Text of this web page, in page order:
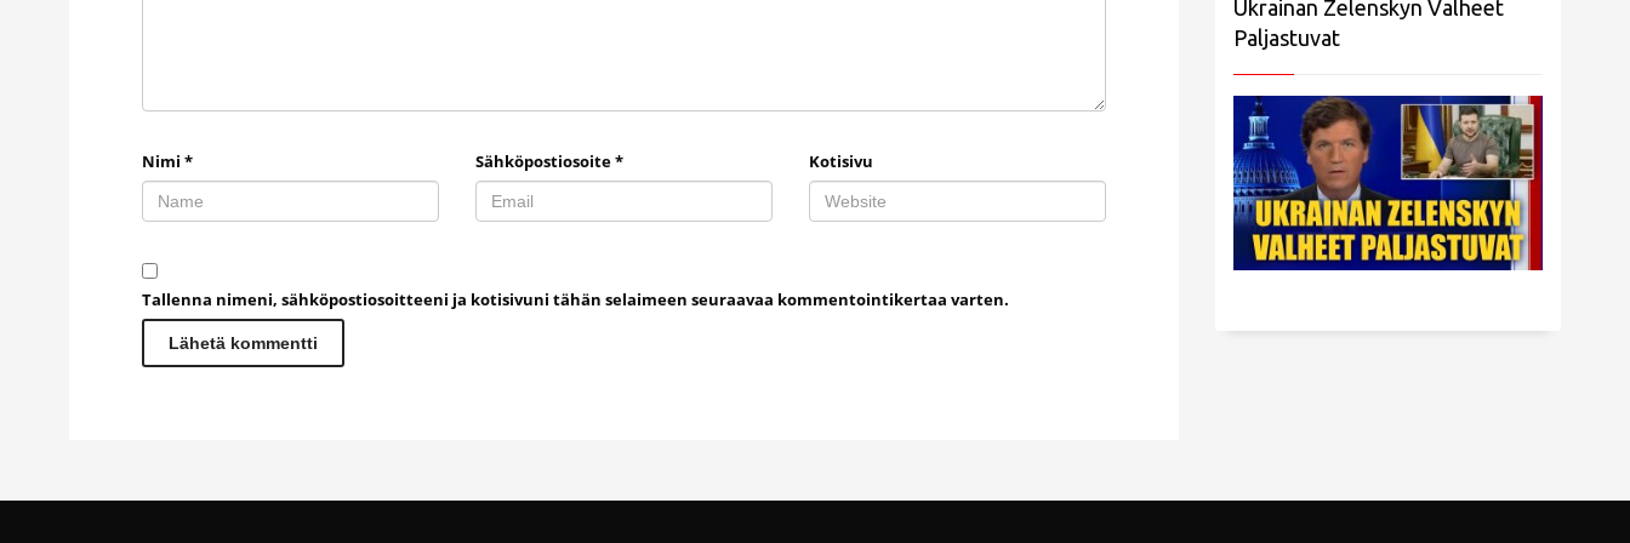
Nimi * Sähköpostiosoite* Kotisivu
Tallenna nimeni, sähköpostiosoitteeni ja kotisivuni tähän selaimeen seuraavaa kommentointikertaa varten.
Ukrainan Zelenskyn Valheet
Paljastuvat